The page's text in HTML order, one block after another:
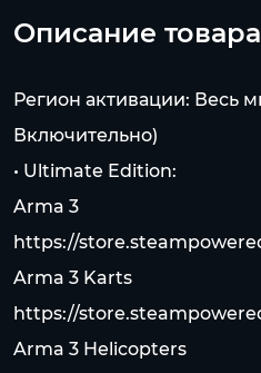
Описание товара
Регион активации: Весь
Включительно)
• Ultimate Edition:
Arma 3
https://
Arma 3 Karts
https://
Arma 3 Helicopters